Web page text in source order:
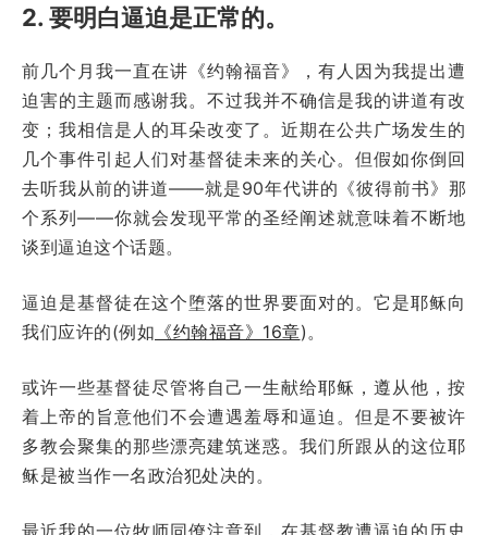
2. 要明白逼迫是正常的。
前几个月我一直在讲《约翰福音》，有人因为我提出遭
迫害的主题而感谢我。不过我并不确信是我的讲道有改
变；我相信是人的耳朵改变了。近期在公共广场发生的
几个事件引起人们对基督徒未来的关心。但假如你倒回
去听我从前的讲道——就是90年代讲的《彼得前书》那
个系列——你就会发现平常的圣经阐述就意味着不断地
谈到逼迫这个话题。
逼迫是基督徒在这个堕落的世界要面对的。它是耶稣向
我们应许的(例如 《约翰福音》16章)。
或许一些基督徒尽管将自己一生献给耶稣，遵从他，按
着上帝的旨意他们不会遭遇羞辱和逼迫。但是不要被许
多教会聚集的那些漂亮建筑迷惑。我们所跟从的这位耶
稣是被当作一名政治犯处决的。
最近我的一位牧师同僚注意到，在基督教遭逼迫的历史